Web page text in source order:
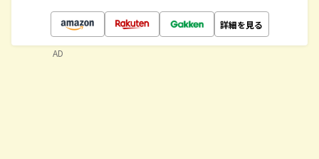
詳細を見る
AD